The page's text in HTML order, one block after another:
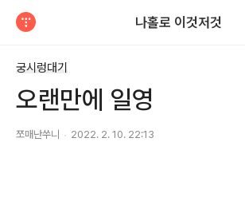
나홀로 이것저것
궁시렁대기
오랜만에 일영
쪼매난쑤니 2022. 2. 10. 22:13